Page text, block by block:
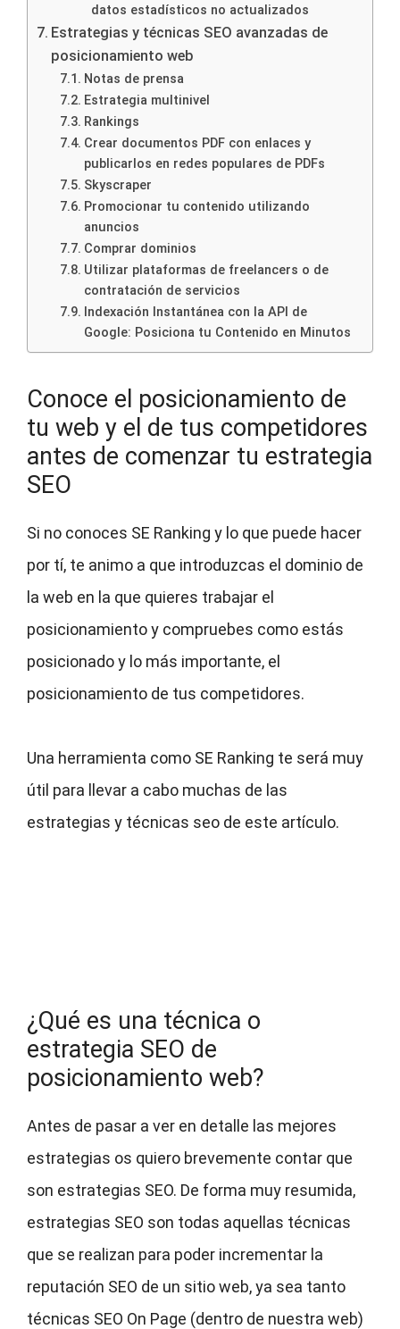
datos estadísticos no actualizados
Estrategias y técnicas SEO avanzadas de
posicionamiento web
Notas de prensa
Estrategia multinivel
Rankings
Crear documentos PDF con enlaces y
publicarlos en redes populares de PDFs
Skyscraper
Promocionar tu contenido utilizando
anuncios
Comprar dominios
Utilizar plataformas de freelancers o de
contratación de servicios
Indexación Instantánea con la API de
Google: Posiciona tu Contenido en Minutos
Conoce el posicionamiento de
tu web y el de tus competidores
antes de comenzar tu estrategia
SEO
Si no conoces SE Ranking y lo que puede hacer
por tí, te animo a que introduzcas el dominio de
la web en la que quieres trabajar el
posicionamiento y compruebes como estás
posicionado y lo más importante, el
posicionamiento de tus competidores.
Una herramienta como SE Ranking te será muy
útil para llevar a cabo muchas de las
estrategias y técnicas seo de este artículo.
¿Qué es una técnica o
estrategia SEO de
posicionamiento web?
Antes de pasar a ver en detalle las mejores
estrategias os quiero brevemente contar que
son estrategias SEO. De forma muy resumida,
estrategias SEO son todas aquellas técnicas
que se realizan para poder incrementar la
reputación SEO de un sitio web, ya sea tanto
técnicas SEO On Page (dentro de nuestra web)